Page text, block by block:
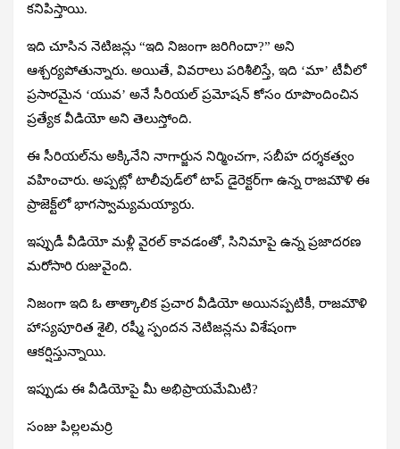
కనిపిస్తాయి.
ఇది చూసిన నెటిజన్లు “ఇది నిజంగా జరిగిందా?” అని
ఆశ్చర్యపోతున్నారు. అయితే, వివరాలు పరిశీలిస్తే, ఇది ‘మా’ టీవీలో
ప్రసారమైన ‘యువ’ అనే సీరియల్‌ ప్రమోషన్ కోసం రూపొందించిన
ప్రత్యేక వీడియో అని తెలుస్తోంది.
ఈ సీరియల్‌ను అక్కినేని నాగార్జున నిర్మించగా, సబీహ దర్శకత్వం
వహించారు. అప్పట్లో టాలీవుడ్‌లో టాప్ డైరెక్టర్‌గా ఉన్న రాజమౌళి ఈ
ప్రాజెక్ట్‌లో భాగస్వామ్యమయ్యారు.
ఇప్పుడీ వీడియో మళ్లీ వైరల్ కావడంతో, సినిమాపై ఉన్న ప్రజాదరణ
మరోసారి రుజువైంది.
నిజంగా ఇది ఓ తాత్కాలిక ప్రచార వీడియో అయినప్పటికీ, రాజమౌళి
హాస్యపూరిత శైలి, రష్మీ స్పందన నెటిజన్లను విశేషంగా
ఆకర్షిస్తున్నాయి.
ఇప్పుడు ఈ వీడియోపై మీ అభిప్రాయమేమిటి?
సంజు పిల్లలమర్రి